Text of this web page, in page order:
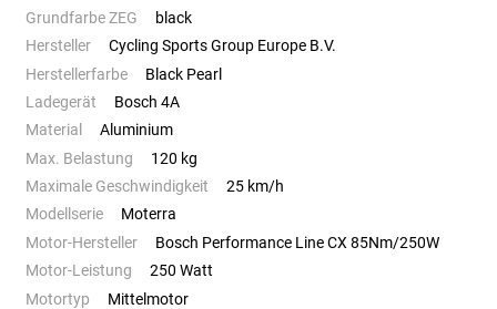
Grundfarbe ZEG
black
Hersteller
Cycling Sports Group Europe B.V.
Herstellerfarbe
Black Pearl
Ladegerät
Bosch 4A
Material
Aluminium
Max. Belastung
120 kg
Maximale Geschwindigkeit
25 km/h
Modellserie
Moterra
Motor-Hersteller
Bosch Performance Line CX 85Nm/250W
Motor-Leistung
250 Watt
Motortyp
Mittelmotor